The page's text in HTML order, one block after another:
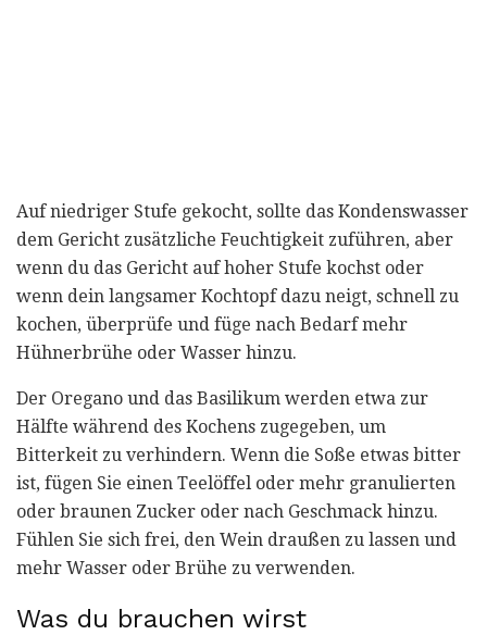
Auf niedriger Stufe gekocht, sollte das Kondenswasser
dem Gericht zusätzliche Feuchtigkeit zuführen, aber
wenn du das Gericht auf hoher Stufe kochst oder
wenn dein langsamer Kochtopf dazu neigt, schnell zu
kochen, überprüfe und füge nach Bedarf mehr
Hühnerbrühe oder Wasser hinzu.
Der Oregano und das Basilikum werden etwa zur
Hälfte während des Kochens zugegeben, um
Bitterkeit zu verhindern. Wenn die Soße etwas bitter
ist, fügen Sie einen Teelöffel oder mehr granulierten
oder braunen Zucker oder nach Geschmack hinzu.
Fühlen Sie sich frei, den Wein draußen zu lassen und
mehr Wasser oder Brühe zu verwenden.
Was du brauchen wirst